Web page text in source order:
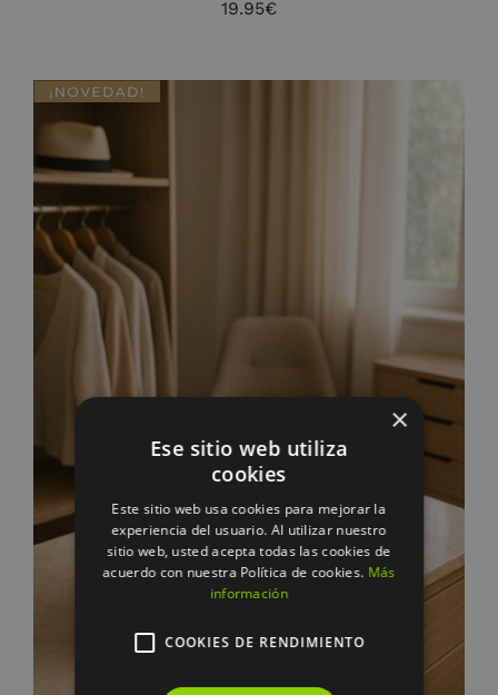
19.95€
×
Ese sitio web utiliza
cookies
Este sitio web usa cookies para mejorar la
experiencia del usuario. Al utilizar nuestro
sitio web, usted acepta todas las cookies de
acuerdo con nuestra Política de cookies. Más
información
COOKIES DE RENDIMIENTO